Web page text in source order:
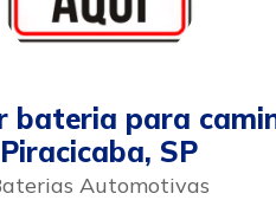
bateria para
Piracicaba, SP
Automotivas